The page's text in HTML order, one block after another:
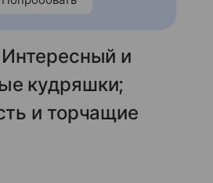
и
кудряшки;
и торчащие